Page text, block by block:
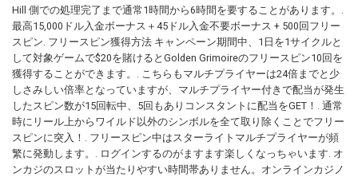
Hill 側での処理完了まで通常1時間から6時間を要することがあります。.
最高15,000ドル入金ボーナス＋45ドル入金不要ボーナス + 500回フリー
スピン. フリースピン獲得方法 キャンペーン期間中、1日を1サイクルと
して対象ゲームで$20を賭けるとGolden Grimoireのフリースピン10回を
獲得することができます。. こちらもマルチプライヤーは24倍までと少
しさみしい倍率となっていますが、マルチプライヤー付きで配当が発生
したスピン数が15回転中、5回もありコンスタントに配当をGET！. 通常
時にリール上からワイルド以外のシンボルを全て取り除くことでフリー
スピンに突入！. フリースピン中はスターライトマルチプライヤーが頻
繁に発動します。. ログインするのがますます楽しくなっちゃいます. オ
ンカジのスロットが当たりやすい時間帯ありません。オンラインカジノ